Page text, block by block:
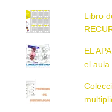
Libro
EL
el aula